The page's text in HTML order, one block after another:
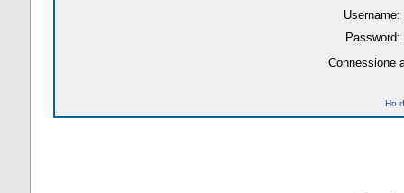
Username:
Password:
Connessione
Ho